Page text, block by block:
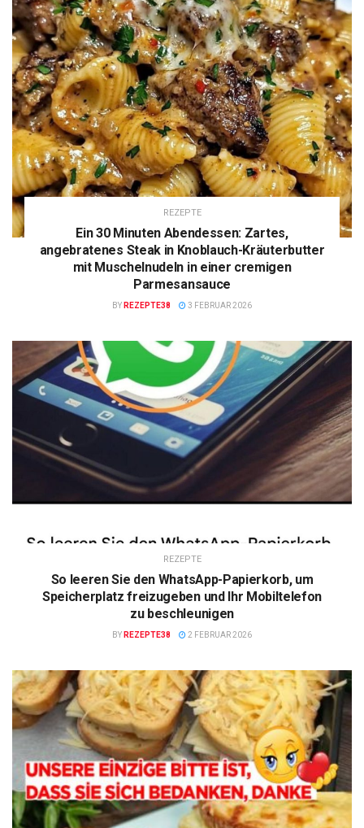
REZEPTE
Ein 30 Minuten Abendessen: Zartes,
angebratenes Steak in Knoblauch-Kräuterbutter
mit Muschelnudeln in einer cremigen
Parmesansauce
BY REZEPTE38 3 FEBRUAR 2026
REZEPTE
So leeren Sie den WhatsApp-Papierkorb, um
Speicherplatz freizugeben und Ihr Mobiltelefon
zu beschleunigen
BY REZEPTE38 2 FEBRUAR 2026